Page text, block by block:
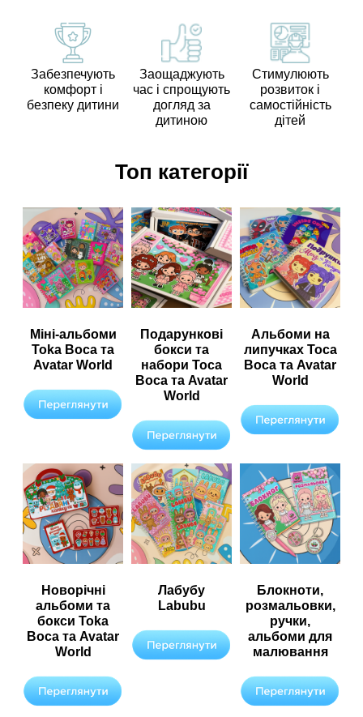
Забезпечують
комфорт і
безпеку дитини
Заощаджують
час і спрощують
догляд за
дитиною
Стимулюють
розвиток і
самостійність
дітей
Топ категорії
Міні-альбоми
Toka Boca та
Avatar World
Подарункові
бокси та
набори Toca
Boca та Avatar
World
Альбоми на
липучках Toca
Boca та Avatar
World
Новорічні
альбоми та
бокси Toka
Boca та Avatar
World
Лабубу
Labubu
Блокноти,
розмальовки,
ручки,
альбоми для
малювання